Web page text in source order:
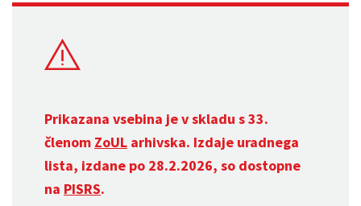
Prikazana vsebina je v skladu s 33.
členom ZoUL arhivska. Izdaje uradnega
lista, izdane po 28.2.2026, so dostopne
na PISRS.